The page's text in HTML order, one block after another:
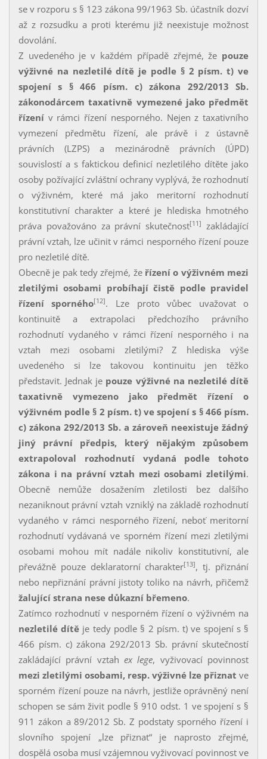
se v rozporu s § 123 zákona 99/1963 Sb. účastník dozví
až z rozsudku a proti kterému již neexistuje možnost
dovolání.
Z uvedeného je v každém případě zřejmé, že pouze
výživné na nezletilé dítě je podle § 2 písm. t) ve
spojení s § 466 písm. c)zákona 292/2013 Sb.
zákonodárcem taxativně vymezené jako předmět
řízenív rámci řízení nesporného. Nejen z taxativního
vymezení předmětu řízení, ale právě i z ústavně
právních (LZPS) a mezinárodně právních (ÚPD)
souvislostí a s faktickou definicí nezletilého dítěte jako
osoby požívající zvláštní ochrany vyplývá, že rozhodnutí
o výživném, které má jako meritorní rozhodnutí
konstitutivní charakter a které je hlediska hmotného
práva považováno za právní skutečnost[11]
zakládající
právní vztah, lze učinit v rámci nesporného řízení pouze
pro nezletilé dítě.
Obecně je pak tedy zřejmé, že řízení o výživném mezi
zletilými osobami probíhají čistě podle pravidel
řízení sporného[12]. Lze proto vůbec uvažovat o
kontinuitě a extrapolaci předchozího právního
rozhodnutí vydaného v rámci řízení nesporného i na
vztah mezi osobami zletilými? Z hlediska výše
uvedeného si lze takovou kontinuitu jen těžko
představit. Jednak je pouze výživné na nezletilé dítě
taxativně vymezeno jako předmět řízení o
výživném podle§ 2 písm. t) ve spojení s § 466 písm.
c) zákona 292/2013 Sb. a zároveň neexistuje žádný
jiný právní předpis, který nějakým způsobem
extrapoloval rozhodnutí vydaná podle tohoto
zákona i na právní vztah mezi osobami zletilými.
Obecně nemůže dosažením zletilosti bez dalšího
nezaniknout právní vztah vzniklý na základě rozhodnutí
vydaného v rámci nesporného řízení, neboť meritorní
rozhodnutí vydávaná ve sporném řízení mezi zletilými
osobami mohou mít nadále nikoliv konstitutivní, ale
převážně pouze deklaratorní charakter[13], tj. přiznání
nebo nepřiznání právní jistoty toliko na návrh, přičemž
žalující strana nese důkazní břemeno.
Zatímco rozhodnutí v nesporném řízení o výživném na
nezletilé dítě je tedy podle § 2 písm. t) ve spojení s §
466 písm. c) zákona 292/2013 Sb. právní skutečností
zakládající právní vztah ex lege, vyživovací povinnost
mezi zletilými osobami, resp. výživné lze přiznat ve
sporném řízení pouze na návrh, jestliže oprávněný není
schopen se sám živit podle § 910 odst. 1 ve spojení s §
911 zákon a 89/2012 Sb. Z podstaty sporného řízení i
slovního spojení „lze přiznat“ je naprosto zřejmé,
dospělá osoba musí vzájemnou vyživovací povinnost ve